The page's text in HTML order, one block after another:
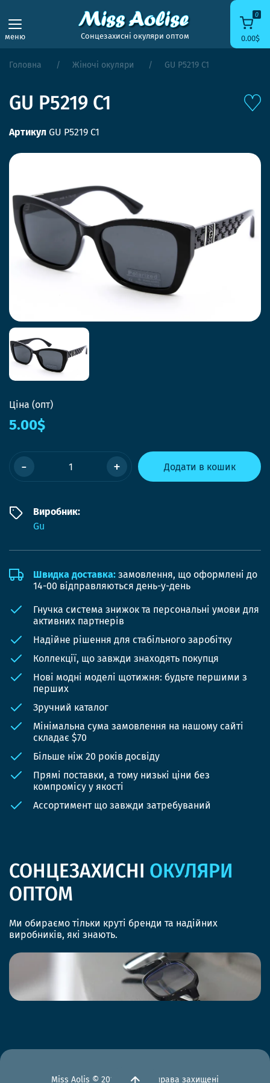
меню Сонцезахисні окуляри оптом
0
0.00$
Головна Жіночі окуляри GU P5219 C1
GU P5219 C1
Артикул GU P5219 C1
Ціна (опт)
5.00$
- + Додати в кошик
Виробник:
Gu
Швидка доставка: замовлення, що оформлені до
14-00 відправляються день-у-день
Гнучка система знижок та персональні умови для
активних партнерів
Надійне рішення для стабільного заробітку
Коллекції, що завжди знаходять покупця
Нові модні моделі щотижня: будьте першими з
перших
Зручний каталог
Мінімальна сума замовлення на нашому сайті
складає $70
Більше ніж 20 років досвіду
Прямі поставки, а тому низькі ціни без
компромісу у якості
Ассортимент що завжди затребуваний
СОНЦЕЗАХИСНІ ОКУЛЯРИ
ОПТОМ
Ми обираємо тільки круті бренди та надійних
виробників, які знають.
Miss Aolis © 2012-2026 Всі права захищені